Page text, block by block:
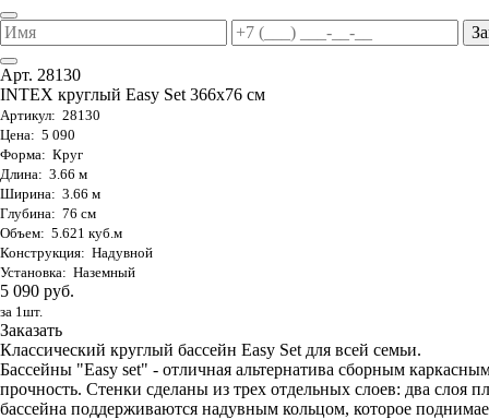
Арт. 28130
INTEX круглый Easy Set 366х76 см
Артикул: 28130
Цена: 5 090
Форма: Круг
Длина: 3.66 м
Ширина: 3.66 м
Глубина: 76 см
Объем: 5.621 куб.м
Конструкция: Надувной
Установка: Наземный
5 090 руб.
за 1шт.
Заказать
Классический круглый бассейн Easy Set для всей семьи.
Бассейны "Easy set" - отличная альтернатива сборным
прочность. Стенки сделаны из трех отдельных слоев: два
бассейна поддерживаются надувным кольцом, которое